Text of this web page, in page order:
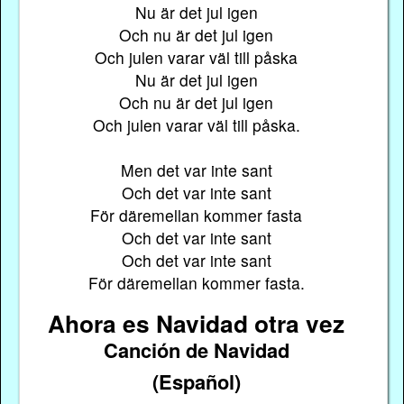
Nu är det jul igen
Och nu är det jul igen
Och julen varar väl till påska
Nu är det jul igen
Och nu är det jul igen
Och julen varar väl till påska.
Men det var inte sant
Och det var inte sant
För däremellan kommer fasta
Och det var inte sant
Och det var inte sant
För däremellan kommer fasta.
Ahora es Navidad otra vez
Canción de Navidad
(Español)